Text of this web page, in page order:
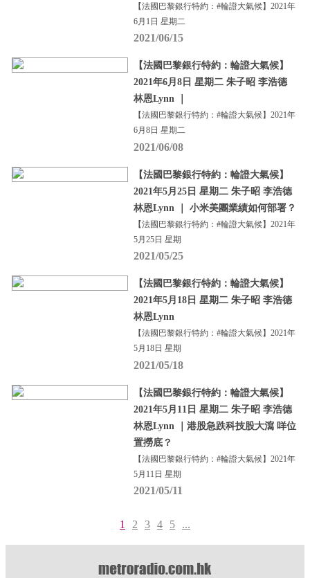
【法國巴黎銀行特約：#輪證大氣候】2021年
6月1日 星期二
2021/06/15
【法國巴黎銀行特約：輪證大氣候】
2021年6月8日 星期二 朱子昭 李浩德
林恩Lynn ｜
【法國巴黎銀行特約：#輪證大氣候】2021年
6月8日 星期二
2021/06/08
【法國巴黎銀行特約：輪證大氣候】
2021年5月25日 星期二 朱子昭 李浩德
林恩Lynn ｜ 小米美團業績如何部署？
【法國巴黎銀行特約：#輪證大氣候】2021年
5月25日 星期
2021/05/25
【法國巴黎銀行特約：輪證大氣候】
2021年5月18日 星期二 朱子昭 李浩德
林恩Lynn
【法國巴黎銀行特約：#輪證大氣候】2021年
5月18日 星期
2021/05/18
【法國巴黎銀行特約：輪證大氣候】
2021年5月11日 星期二 朱子昭 李浩德
林恩Lynn ｜港股急跌科技股大瀉 咩位
置撈底？
【法國巴黎銀行特約：#輪證大氣候】2021年
5月11日 星期
2021/05/11
1 2 3 4 5 ...